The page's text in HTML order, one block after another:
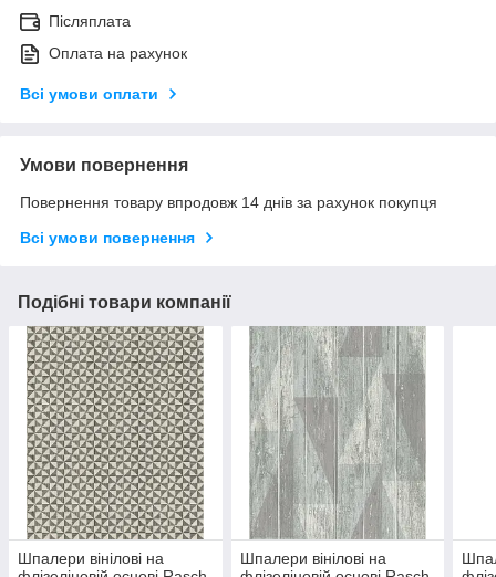
Післяплата
Оплата на рахунок
Всі умови оплати
Умови повернення
Повернення товару впродовж 14 днів за рахунок покупця
Всі умови повернення
Подібні товари компанії
Шпалери вінілові на
Шпалери вінілові на